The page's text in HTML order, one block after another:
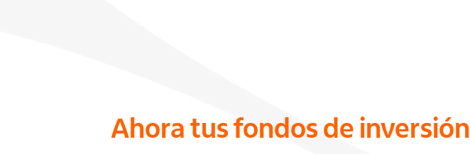
Ahora tus fondos de inversión